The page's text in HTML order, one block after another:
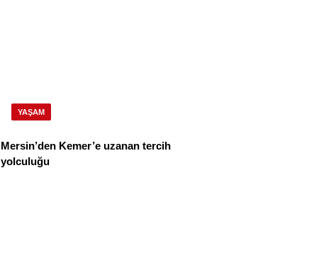
YAŞAM
Mersin’den Kemer’e uzanan tercih
yolculuğu